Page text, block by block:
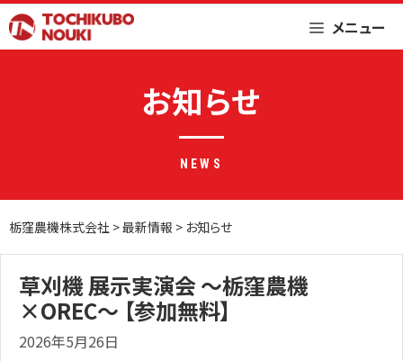
Skip
to
メニュー
お知らせ
NEWS
栃窪農機株式会社 >最新情報 > お知らせ
草刈機 展示実演会 ～栃窪農機
×OREC～ 【参加無料】
2026年5月26日